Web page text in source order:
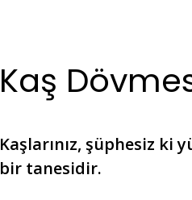
Kaş
Kaşlarınız, şüphesiz ki
bir tanesidir.